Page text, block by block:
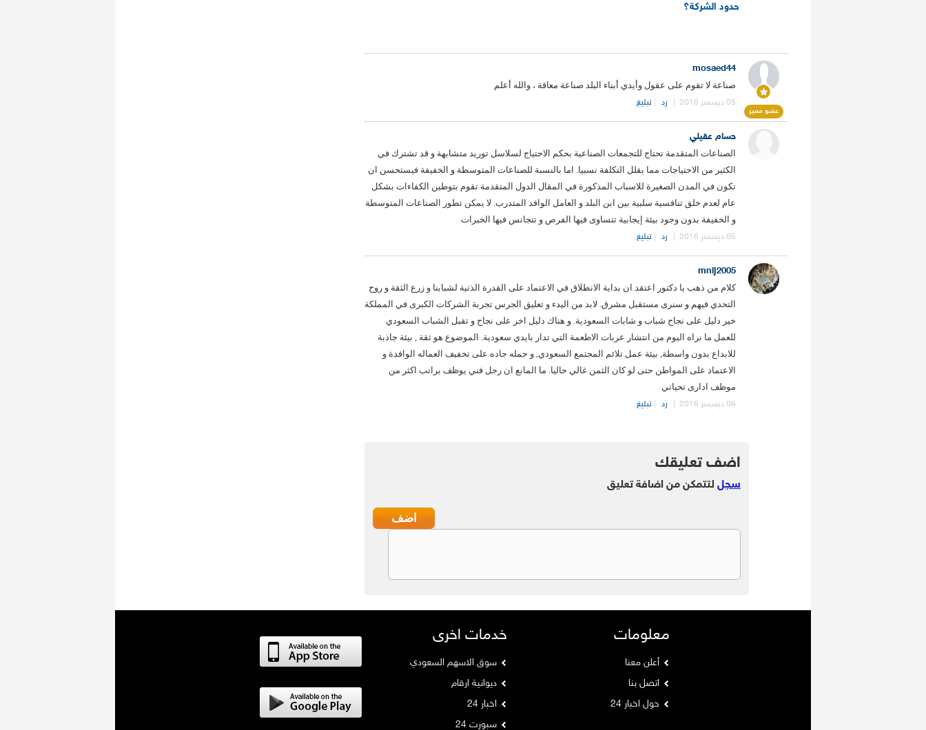
حدود الشركة؟
عضو مميز
mosaed44
صناعة لا تقوم على عقول وأيدي أبناء البلد صناعة معاقة ، والله أعلم
05 ديسمبر 2016 رد تبليغ
حسام عقيلي
الصناعات المتقدمة تحتاج للتجمعات الصناعية بحكم الاحتياج لسلاسل توريد متشابهة و قد تشترك في
الكثير من الاحتياجات مما يقلل التكلفة نسبيا. اما بالنسبة للصناعات المتوسطة و الخفيفة فيستحسن ان
تكون في المدن الصغيرة للاسباب المذكورة في المقال الدول المتقدمة تقوم بتوطين الكفاءات بشكل
عام لعدم خلق تنافسية سلبية بين ابن البلد و العامل الوافد المتدرب. لا يمكن تطور الصناعات المتوسطة
و الخفيفة بدون وجود بيئة إيجابية تتساوى فيها الفرص و تتجانس فيها الخبرات
05 ديسمبر 2016 رد تبليغ
mnij2005
كلام من ذهب يا دكتور اعتقد ان بداية الانطلاق في الاعتماد على القدرة الذتية لشبابنا و زرع الثقة و روح
التحدي فيهم و سنرى مستقبل مشرق. لابد من اليدء و تعليق الجرس تجربة الشركات الكبرى في المملكة
خير دليل على نجاح شباب و شابات السعودية. و هناك دليل اخر على نجاح و تقبل الشباب السعودي
للعمل ما نراه اليوم من انتشار عربات الاطعمة التي تدار بايدي سعودية. الموضوع هو ثقة , بيئة جاذبة
للابداع بدون واسطة, بيئة عمل تلائم المجتمع السعودي, و حمله جاده على تخفيف العماله الوافدة و
الاعتماد على المواطن حتى لو كان الثمن غالي حاليا. ما المانع ان رجل فني يوظف براتب اكثر من
موظف ادارى تحياتي
06 ديسمبر 2016 رد تبليغ
اضف تعليقك
سجل لتتمكن من اضافة تعليق
معلومات
أعلن معنا
اتصل بنا
حول اخبار 24
خدمات اخرى
سوق الاسهم السعودي
ديوانية ارقام
اخبار 24
سبورت 24